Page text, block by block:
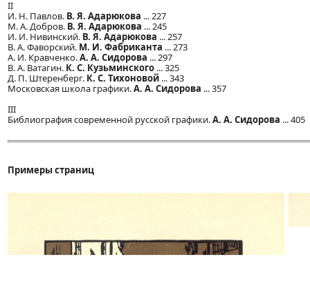
II
И. Н. Павлов. В. Я. Адарюкова ... 227
М. А. Добров. В. Я. Адарюкова ... 245
И. И. Нивинский. В. Я. Адарюкова ... 257
B. А. Фаворский. М. И. Фабриканта ... 273
A. И. Кравченко.А. А. Сидорова ... 297
B. А. Ватагин. К. С. Кузьминского ... 325
Д. П. Штеренберг. К. С. Тихоновой ... 343
Московская школа графики.А. А. Сидорова ... 357
III
Библиография современной русской графики.А. А. Сидорова ... 405
Примеры страниц